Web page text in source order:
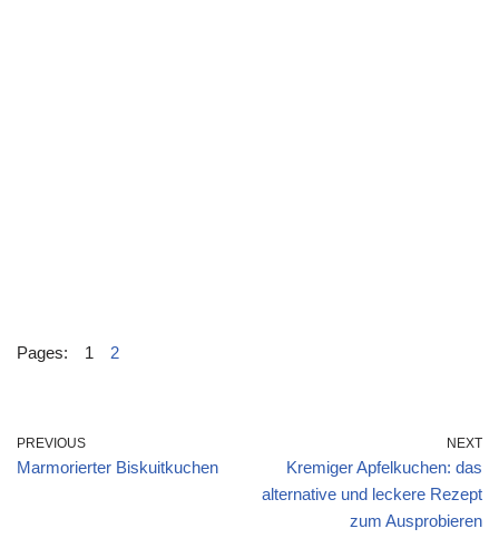
Pages: 1 2
PREVIOUS
Marmorierter Biskuitkuchen
NEXT
Kremiger Apfelkuchen: das
alternative und leckere Rezept
zum Ausprobieren